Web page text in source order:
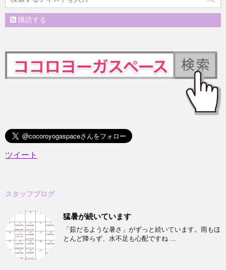
購読する
ツイート
スタッフブログ
猛暑が続いています
「茹だるような暑さ」がずっと続いています。雨もほ
とんど降らず、水不足も心配ですね ...